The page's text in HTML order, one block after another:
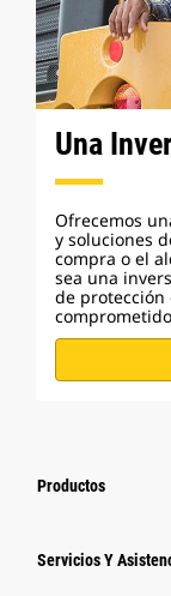
Una
Ofrecemos
y soluciones
compra o el
sea una
de
Productos
Servicios Y